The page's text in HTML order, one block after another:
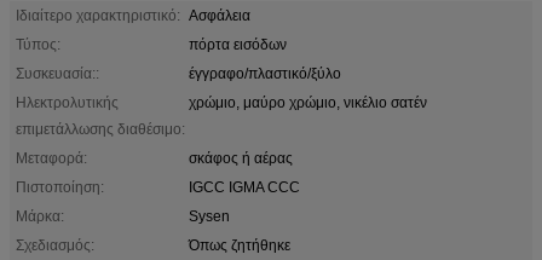
Ιδιαίτερο χαρακτηριστικό: Ασφάλεια
Τύπος:
πόρτα εισόδων
Συσκευασία::
έγγραφο/πλαστικό/ξύλο
Ηλεκτρολυτικής
επιμετάλλωσης διαθέσιμο:
χρώμιο, μαύρο χρώμιο, νικέλιο σατέν
Μεταφορά:
σκάφος ή αέρας
Πιστοποίηση:
IGCC IGMA CCC
Μάρκα:
Sysen
Σχεδιασμός:
Όπως ζητήθηκε